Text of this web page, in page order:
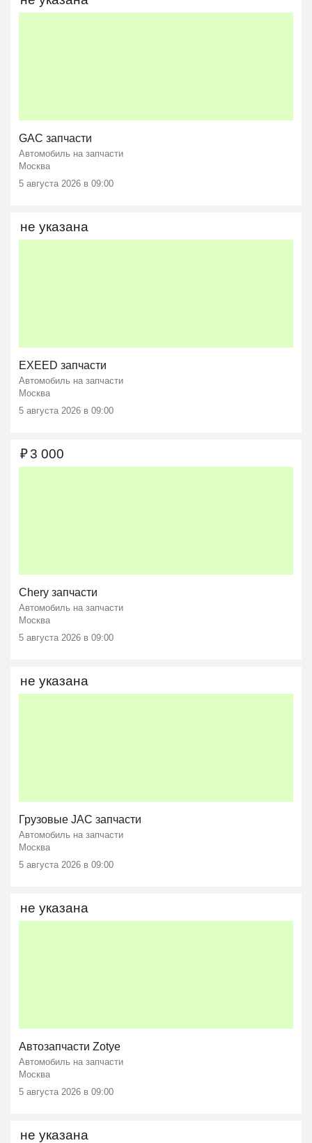
GAC запчасти
Автомобиль на запчасти
Москва
5 августа 2026 в 09:00
EXEED запчасти
Автомобиль на запчасти
Москва
5 августа 2026 в 09:00
не указана
Chery запчасти
Автомобиль на запчасти
Москва
5 августа 2026 в 09:00
₽3 000
Грузовые JAC запчасти
Автомобиль на запчасти
Москва
5 августа 2026 в 09:00
не указана
Автозапчасти Zotye
Автомобиль на запчасти
Москва
5 августа 2026 в 09:00
не указана
не указана